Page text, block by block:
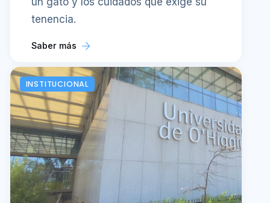
tenencia.
Saber más
INSTITUCIONAL